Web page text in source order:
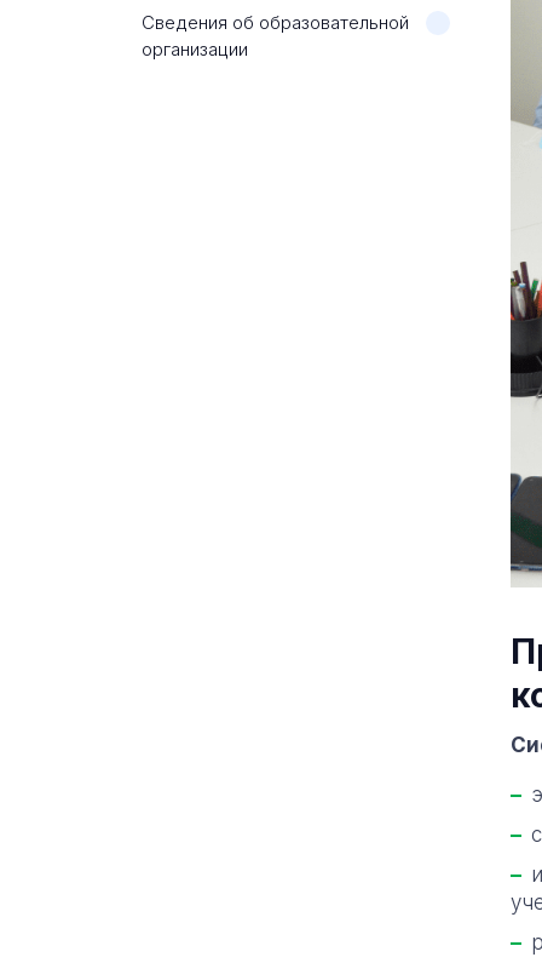
Сведения об образовательной
организации